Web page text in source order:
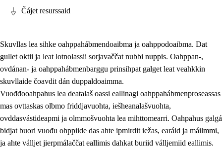
2. Oahppama prinsihpat, ovdáneapmi ja oahppahábmen
Čájet resurssaid
Skuvllas lea sihke oahppahábmendoaibma ja oahppodoaibma. Dat
gullet oktii ja leat lotnolassii sorjavaččat nubbi nuppis. Oahppan-,
ovdánan- ja oahppahábmenbarggu prinsihpat galget leat veahkkin
skuvllaide čoavdit dán duppaldoaimma.
Vuođđooahpahus lea deaŧalaš oassi eallinagi oahppahábmenproseassas
mas ovttaskas olbmo friddjavuohta, iešheanalašvuohta,
ovddasvástideapmi ja olmmošvuohta lea mihttomearri. Oahpahus galgá
bidjat buori vuođu ohppiide das ahte ipmirdit iežas, earáid ja máilmmi,
ja ahte válljet jierpmálaččat eallimis dahkat buriid válljemiid eallimis.